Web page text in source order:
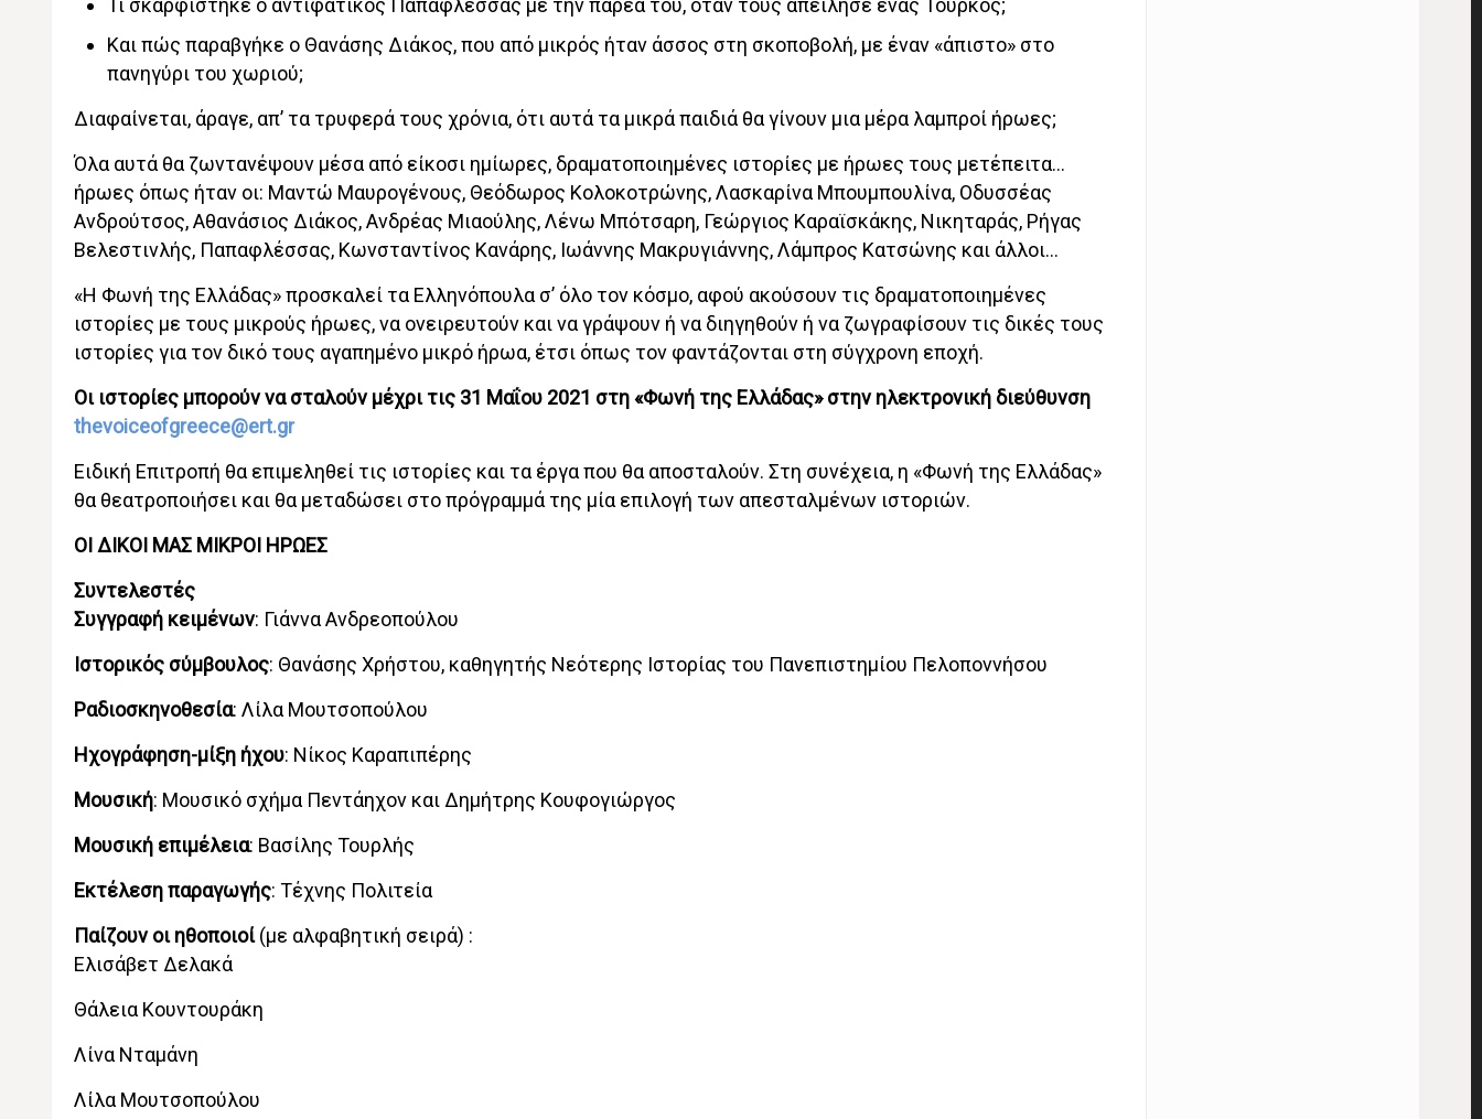
Τι σκαρφίστηκε ο αντιφατικός Παπαφλέσσας με την παρέα του, όταν τους απείλησε ένας Τούρκος;
Και πώς παραβγήκε ο Θανάσης Διάκος, που από μικρός ήταν άσσος στη σκοποβολή, με έναν «άπιστο» στο
πανηγύρι του χωριού;
Διαφαίνεται, άραγε, απ’ τα τρυφερά τους χρόνια, ότι αυτά τα μικρά παιδιά θα γίνουν μια μέρα λαμπροί ήρωες;
Όλα αυτά θα ζωντανέψουν μέσα από είκοσι ημίωρες, δραματοποιημένες ιστορίες με ήρωες τους μετέπειτα…
ήρωες όπως ήταν οι: Μαντώ Μαυρογένους, Θεόδωρος Κολοκοτρώνης, Λασκαρίνα Μπουμπουλίνα, Οδυσσέας
Ανδρούτσος, Αθανάσιος Διάκος, Ανδρέας Μιαούλης, Λένω Μπότσαρη, Γεώργιος Καραϊσκάκης, Νικηταράς, Ρήγας
Βελεστινλής, Παπαφλέσσας, Κωνσταντίνος Κανάρης, Ιωάννης Μακρυγιάννης, Λάμπρος Κατσώνης και άλλοι…
«Η Φωνή της Ελλάδας» προσκαλεί τα Ελληνόπουλα σ’ όλο τον κόσμο, αφού ακούσουν τις δραματοποιημένες
ιστορίες με τους μικρούς ήρωες, να ονειρευτούν και να γράψουν ή να διηγηθούν ή να ζωγραφίσουν τις δικές τους
ιστορίες για τον δικό τους αγαπημένο μικρό ήρωα, έτσι όπως τον φαντάζονται στη σύγχρονη εποχή.
Οι ιστορίες μπορούν να σταλούν μέχρι τις 31 Μαΐου 2021 στη «Φωνή της Ελλάδας» στην ηλεκτρονική διεύθυνση
thevoiceofgreece@ert.gr
Ειδική Επιτροπή θα επιμεληθεί τις ιστορίες και τα έργα που θα αποσταλούν. Στη συνέχεια, η «Φωνή της Ελλάδας»
θα θεατροποιήσει και θα μεταδώσει στο πρόγραμμά της μία επιλογή των απεσταλμένων ιστοριών.
ΟΙ ΔΙΚΟΙ ΜΑΣ ΜΙΚΡΟΙ ΗΡΩΕΣ
Συντελεστές
Συγγραφή κειμένων: Γιάννα Ανδρεοπούλου
Ιστορικός σύμβουλος: Θανάσης Χρήστου, καθηγητής Νεότερης Ιστορίας του Πανεπιστημίου Πελοποννήσου
Ραδιοσκηνοθεσία: Λίλα Μουτσοπούλου
Ηχογράφηση-μίξη ήχου: Νίκος Καραπιπέρης
Μουσική: Μουσικό σχήμα Πεντάηχον και Δημήτρης Κουφογιώργος
Μουσική επιμέλεια: Βασίλης Τουρλής
Εκτέλεση παραγωγής: Τέχνης Πολιτεία
Παίζουν οι ηθοποιοί(με αλφαβητική σειρά) :
Ελισάβετ Δελακά
Θάλεια Κουντουράκη
Λίνα Νταμάνη
Λίλα Μουτσοπούλου